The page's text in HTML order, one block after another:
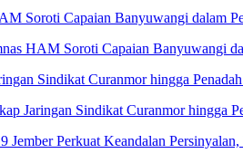
HAM Soroti Capaian Banyuwangi
Jaringan Sindikat Curanmor hingga